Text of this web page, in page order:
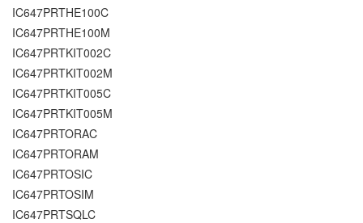
IC647PRTHE100C
IC647PRTHE100M
IC647PRTKIT002C
IC647PRTKIT002M
IC647PRTKIT005C
IC647PRTKIT005M
IC647PRTORAC
IC647PRTORAM
IC647PRTOSIC
IC647PRTOSIM
IC647PRTSQLC